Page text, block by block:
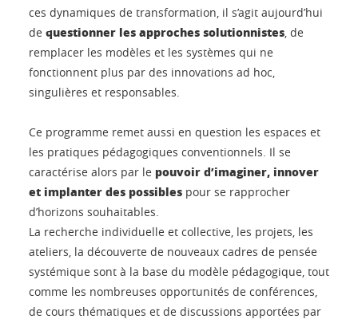
ces dynamiques de transformation, il s’agit aujourd’hui
de questionner les approches solutionnistes, de
remplacer les modèles et les systèmes qui ne
fonctionnent plus par des innovations ad hoc,
singulières et responsables.
Ce programme remet aussi en question les espaces et
les pratiques pédagogiques conventionnels. Il se
caractérise alors par le pouvoir d’imaginer, innover
et implanter des possibles pour se rapprocher
d’horizons souhaitables.
La recherche individuelle et collective, les projets, les
ateliers, la découverte de nouveaux cadres de pensée
systémique sont à la base du modèle pédagogique, tout
comme les nombreuses opportunités de conférences,
de cours thématiques et de discussions apportées par